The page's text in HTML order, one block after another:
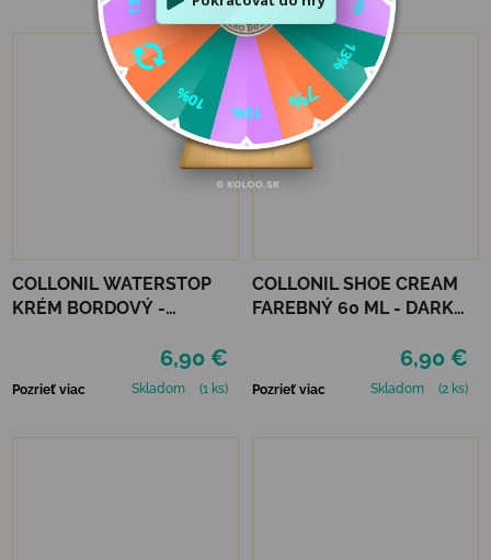
COLLONIL WATERSTOP
KRÉM BORDOVÝ -
6,90 €
Pozrieť viac Skladom (1 ks)
COLLONIL SHOE CREAM
FAREBNÝ 60 ML - DARK
6,90 €
Pozrieť viac Skladom (2 ks)